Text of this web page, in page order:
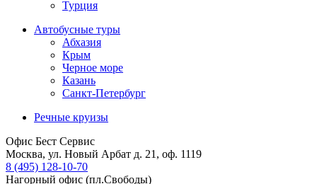
Турция
Автобусные туры
Абхазия
Крым
Черное море
Казань
Санкт-Петербург
Речные круизы
Офис Бест Сервис
Москва, ул. Новый Арбат д. 21, оф. 1119
8 (495) 128-10-70
Нагорный офис (пл.Свободы)